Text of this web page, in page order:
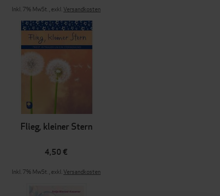
Inkl. 7% MwSt.,exkl.Versandkosten
Flieg, kleiner Stern
4,50 €
Inkl. 7% MwSt.,exkl.Versandkosten